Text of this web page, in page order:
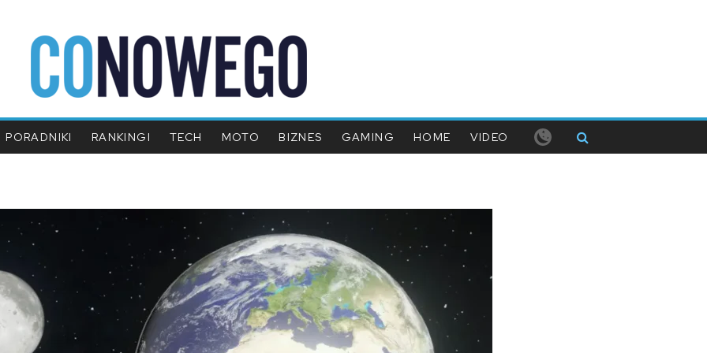
PORADNIKI RANKINGI TECH MOTO BIZNES GAMING HOME VIDEO